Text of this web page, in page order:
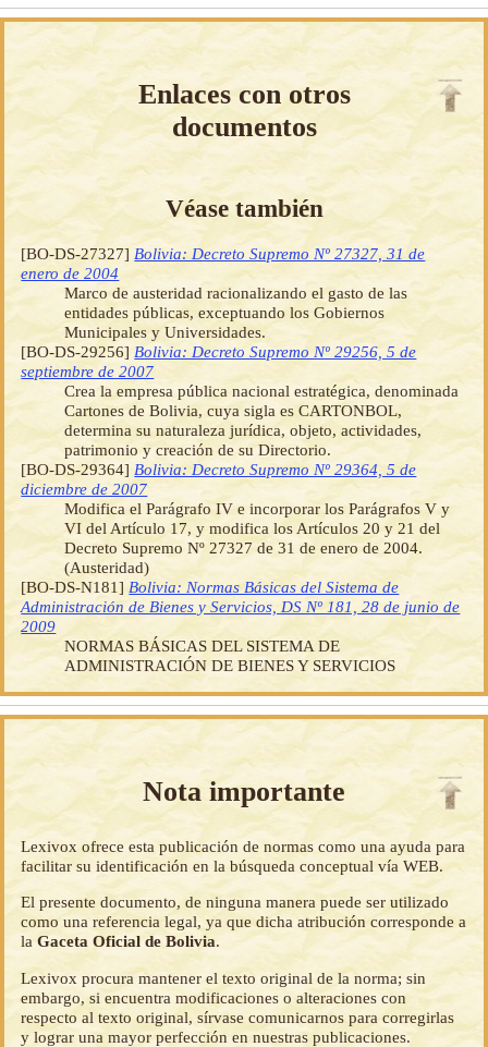
Enlaces con otros
documentos
Véase también
[BO-DS-27327] Bolivia: Decreto Supremo Nº 27327, 31 de
enero de 2004
Marco de austeridad racionalizando el gasto de las
entidades públicas, exceptuando los Gobiernos
Municipales y Universidades.
[BO-DS-29256] Bolivia: Decreto Supremo Nº 29256, 5 de
septiembre de 2007
Crea la empresa pública nacional estratégica, denominada
Cartones de Bolivia, cuya sigla es CARTONBOL,
determina su naturaleza jurídica, objeto, actividades,
patrimonio y creación de su Directorio.
[BO-DS-29364] Bolivia: Decreto Supremo Nº 29364, 5 de
diciembre de 2007
Modifica el Parágrafo IV e incorporar los Parágrafos V y
VI del Artículo 17, y modifica los Artículos 20 y 21 del
Decreto Supremo Nº 27327 de 31 de enero de 2004.
(Austeridad)
[BO-DS-N181] Bolivia: Normas Básicas del Sistema de
Administración de Bienes y Servicios, DS Nº 181, 28 de junio de
2009
NORMAS BÁSICAS DEL SISTEMA DE
ADMINISTRACIÓN DE BIENES Y SERVICIOS
Nota importante
Lexivox ofrece esta publicación de normas como una ayuda para
facilitar su identificación en la búsqueda conceptual vía WEB.
El presente documento, de ninguna manera puede ser utilizado
como una referencia legal, ya que dicha atribución corresponde a
laGaceta Oficial de Bolivia.
Lexivox procura mantener el texto original de la norma; sin
embargo, si encuentra modificaciones o alteraciones con
respecto al texto original, sírvase comunicarnos para corregirlas
y lograr una mayor perfección en nuestras publicaciones.